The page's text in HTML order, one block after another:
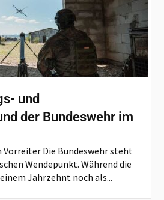
und
der Bundeswehr im
Vorreiter Die Bundeswehr steht
Wendepunkt. Während die
Jahrzehnt noch als...